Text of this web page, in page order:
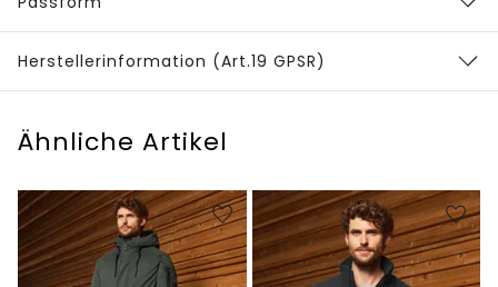
Herstellerinformation (Art.19 GPSR)
Ähnliche Artikel